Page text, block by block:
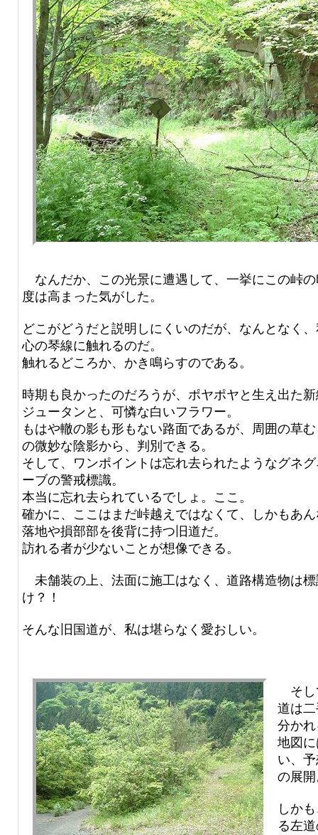
なんだか、この光景に遭遇して、一挙にこの峠
度は高まった気がした。
どこがどうだと説明しにくいのだが、なんとなく
心の琴線に触れるのだ。
触れるどころか、かき鳴らすのである。
時期も良かったのだろうが、ポヤポヤと生え出た
ジュータンと、可憐な白いフラワー。
もはや轍の影も形もない路面であるが、周囲の草
の微妙な陰影から、判別できる。
そして、ワンポイントは忘れ去られたようなグネ
ーブの警戒標識。
本当に忘れ去られているでしょ。ここ。
確かに、ここはまだ峠越えではなくて、しかもあ
落地や損部部を後背に持つ旧道だ。
訪れる者が少ないことが想像できる。
未舗装の上、法面に施工はなく、道路構造物は
け？！
そんな旧国道が、私は堪らなく愛おしい。
そし
道は
分か
地図
い、
の展
しか
る左